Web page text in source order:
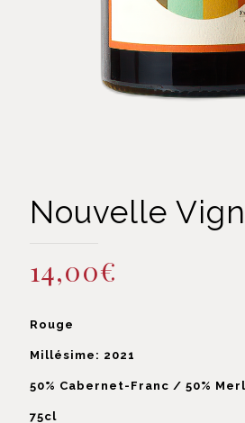
Nouvelle
14,00€
Rouge
Millésime: 2021
50% Cabernet-Franc / 50%
75cl